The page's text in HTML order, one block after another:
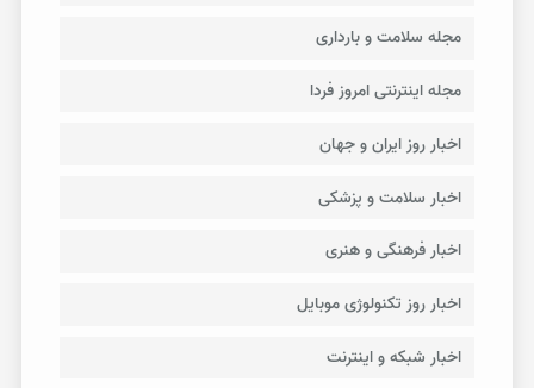
مجله سلامت و بارداری
مجله اینترنتی امروز فردا
اخبار روز ایران و جهان
اخبار سلامت و پزشکی
اخبار فرهنگی و هنری
اخبار روز تکنولوژی موبایل
اخبار شبکه و اینترنت